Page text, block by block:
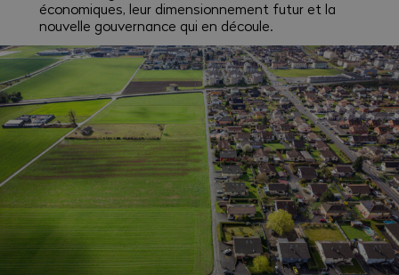
économiques, leur dimensionnement futur et la
nouvelle gouvernance qui en découle.